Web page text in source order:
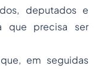
deputados e
que precisa ser
em seguidas